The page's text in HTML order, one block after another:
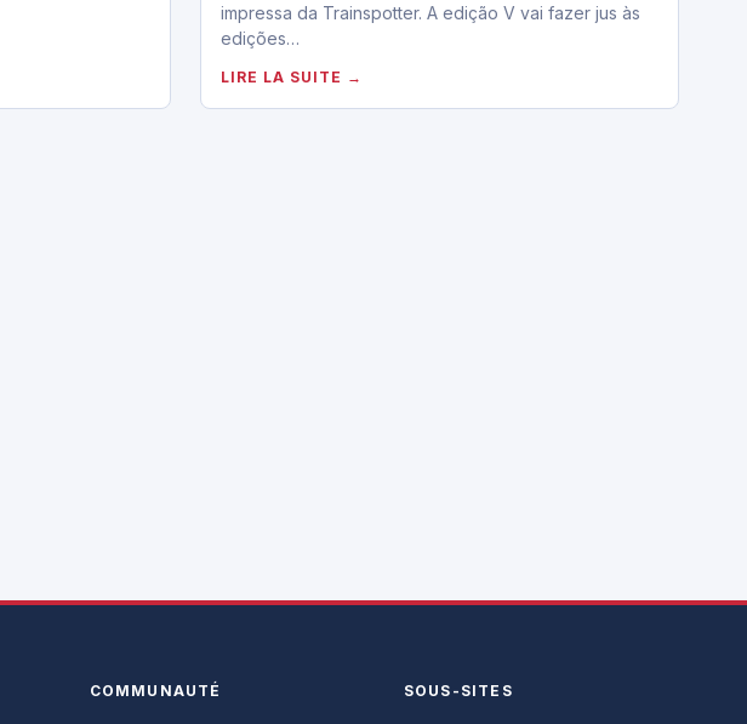
impressa da Trainspotter. A edição V vai fazer jus às
edições…
LIRE LA SUITE →
COMMUNAUTÉ SOUS-SITES